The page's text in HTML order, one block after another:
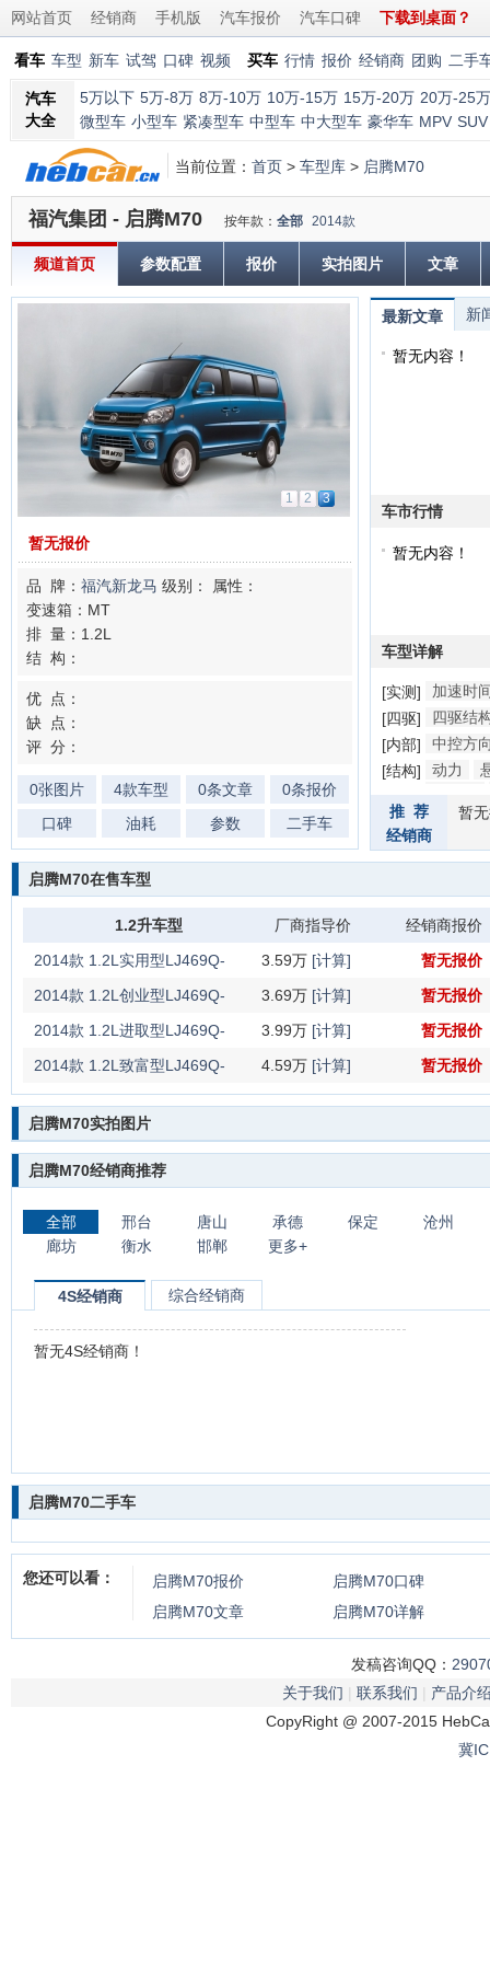
网站首页 经销商 手机版 汽车报价 汽车口碑 下载到桌面？
看车 车型 新车 试驾 口碑 视频 买车 行情 报价 经销商 团购 二手
汽车
大全
5万以下 5万-8万 8万-10万 10万-15万 15万-20万 20万-25万
微型车 小型车 紧凑型车 中型车 中大型车 豪华车 MPV SUV
当前位置： 首页 > 车型库 > 启腾M70
福汽集团 - 启腾M70 按年款： 全部 2014款
频道首页 参数配置 报价 实拍图片 文章
1 2 3
暂无报价
品 牌： 福汽新龙马 级别：
属性：
变速箱：MT
排 量：1.2L
结 构：
优 点：
缺 点：
评 分：
0张图片 4款车型 0条文章
0条报价
口碑
油耗 参数 二手车
最新文章 新
暂无内容！
车市行情
暂无内容！
车型详解
[实测]
加速时
[四驱]
四驱结
[内部]
中控方
[结构]
动力
推 荐
经销商
暂
启腾M70在售车型
1.2升车型 厂商指导价
经销商报价
2014款 1.2L实用型LJ469Q-
AE2
3.59万 [计算]
暂无报价
2014款 1.2L创业型LJ469Q-
AE2
3.69万 [计算]
暂无报价
2014款 1.2L进取型LJ469Q-
AE2
3.99万 [计算]
暂无报价
2014款 1.2L致富型LJ469Q-
AE2
4.59万 [计算] 暂无报价
启腾M70实拍图片
启腾M70经销商推荐
全部 邢台 唐山 承德 保定
沧州
廊坊
衡水 邯郸 更多+
4S经销商 综合经销商
暂无4S经销商！
启腾M70二手车
您还可以看： 启腾M70报价 启腾M70口碑
启腾M70文章 启腾M70详解
发稿咨询QQ：
关于我们
联系我们
产品介
CopyRight @ 2007-2015
冀